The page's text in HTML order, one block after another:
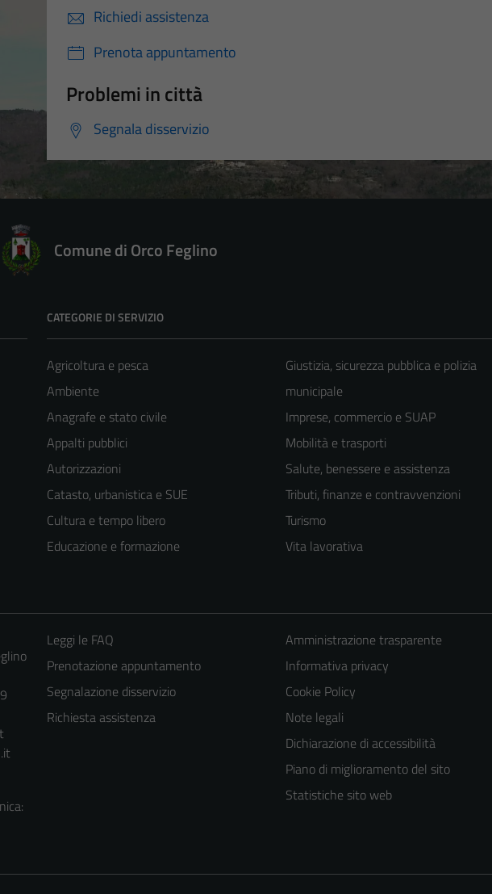
Richiedi assistenza
Prenota appuntamento
Problemi in città
Segnala disservizio
Comune di Orco Feglino
CATEGORIE DI SERVIZIO
Agricoltura e pesca
Ambiente
Anagrafe e stato civile
Appalti pubblici
Autorizzazioni
Catasto, urbanistica e SUE
Cultura e tempo libero
Educazione e formazione
Giustizia, sicurezza pubblica e polizia
municipale
Imprese, commercio e SUAP
Mobilità e trasporti
Salute, benessere e assistenza
Tributi, finanze e contravvenzioni
Turismo
Vita lavorativa
Leggi le FAQ
Prenotazione appuntamento
Segnalazione disservizio
Richiesta assistenza
Amministrazione trasparente
Informativa privacy
Cookie Policy
Note legali
Dichiarazione di accessibilità
Piano di miglioramento del sito
Statistiche sito web
Tecnici
Questi cookie
sono necessari
possono